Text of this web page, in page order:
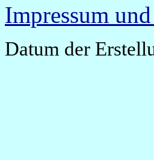
Impressum
Datum der